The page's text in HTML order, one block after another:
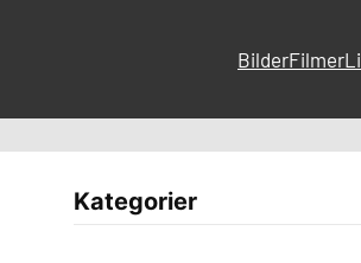
BilderFilmer
Kategorier